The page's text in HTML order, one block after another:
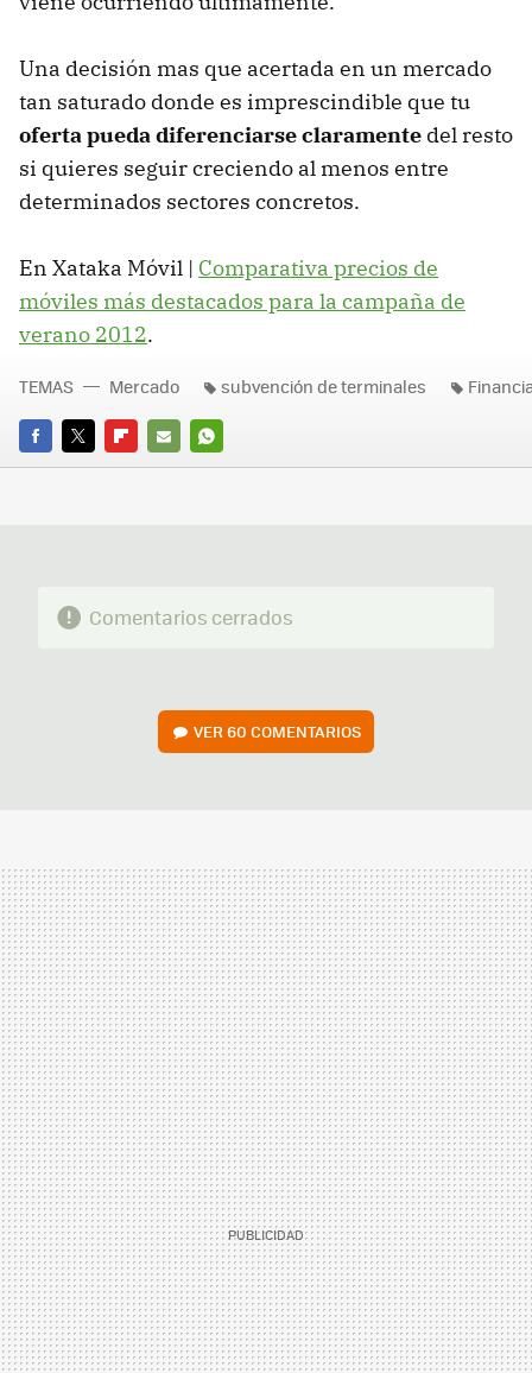
Una decisión mas que acertada en un mercado
tan saturado donde es imprescindible que tu
oferta pueda diferenciarse claramente del resto
si quieres seguir creciendo al menos entre
determinados sectores concretos.
En Xataka Móvil | Comparativa precios de
móviles más destacados para la campaña de
verano 2012.
FACEBOOK
TWITTERFLIPBOARD
E-
WHATSAPP
TEMAS Mercado subvención de terminales
Comentarios cerrados
VER60 COMENTARIOS